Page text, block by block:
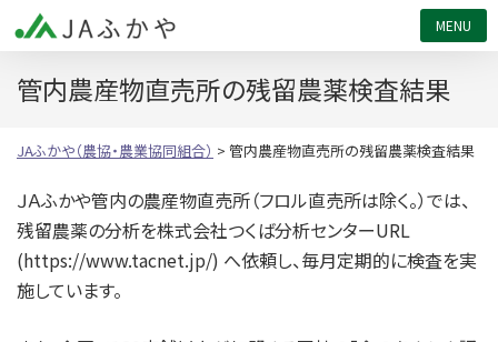
管内農産物直売所の残留農薬検査結果
JAふかや（農協・農業協同組合） > 管内農産物直売所の残留農薬検査結果
ＪＡふかや管内の農産物直売所（フロル直売所は除く。）では、
残留農薬の分析を株式会社つくば分析センターURL
(https://www.tacnet.jp/) へ依頼し、毎月定期的に検査を実
施しています。